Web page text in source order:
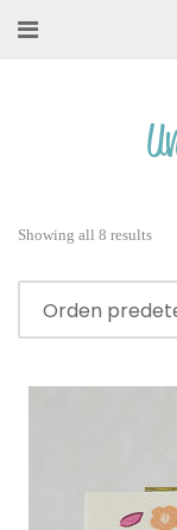
Showing all 8 results